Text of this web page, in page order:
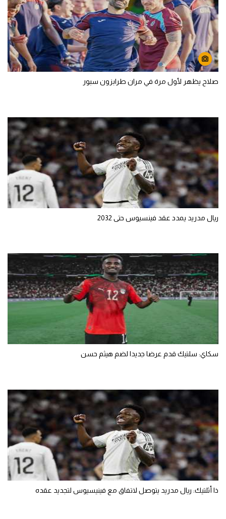
صلاح يظهر لأول مرة في مران طرابزون سبور
ريال مدريد يمدد عقد فينسيوس حتى 2032
سكاي: سلتيك قدم عرضا جديدا لضم هيثم حسن
ذا أثلتيك: ريال مدريد يتوصل لاتفاق مع فينيسيوس لتجديد عقده